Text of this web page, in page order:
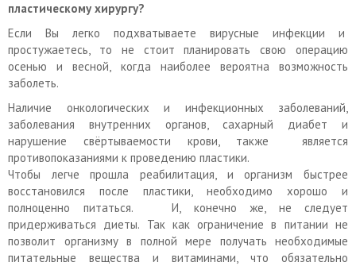
пластическому хирургу?
Если Вы легко подхватываете вирусные инфекции и
простужаетесь, то не стоит планировать свою операцию
осенью и весной, когда наиболее вероятна возможность
заболеть.
Наличие онкологических и инфекционных заболеваний,
заболевания внутренних органов, сахарный диабет и
нарушение свёртываемости крови, также является
противопоказаниями к проведению пластики.
Чтобы легче прошла реабилитация, и организм быстрее
восстановился после пластики, необходимо хорошо и
полноценно питаться. И, конечно же, не следует
придерживаться диеты. Так как ограничение в питании не
позволит организму в полной мере получать необходимые
питательные вещества и витаминами, что обязательно